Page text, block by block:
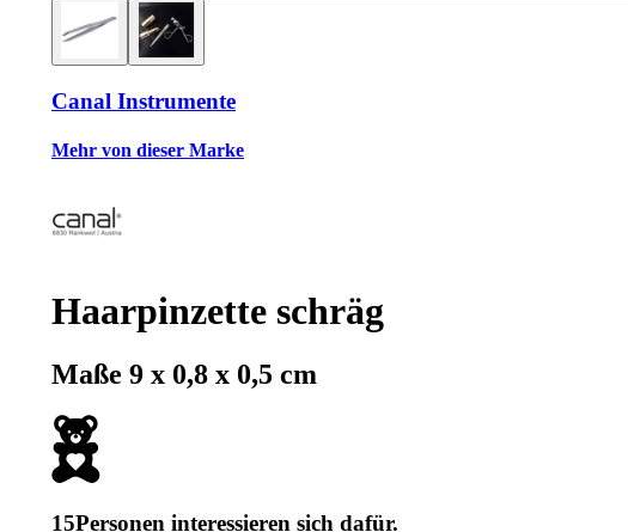
Canal Instrumente
Mehr von dieser Marke
Haarpinzette schräg
Maße 9 x 0,8 x 0,5 cm
15Personen interessieren sich dafür.